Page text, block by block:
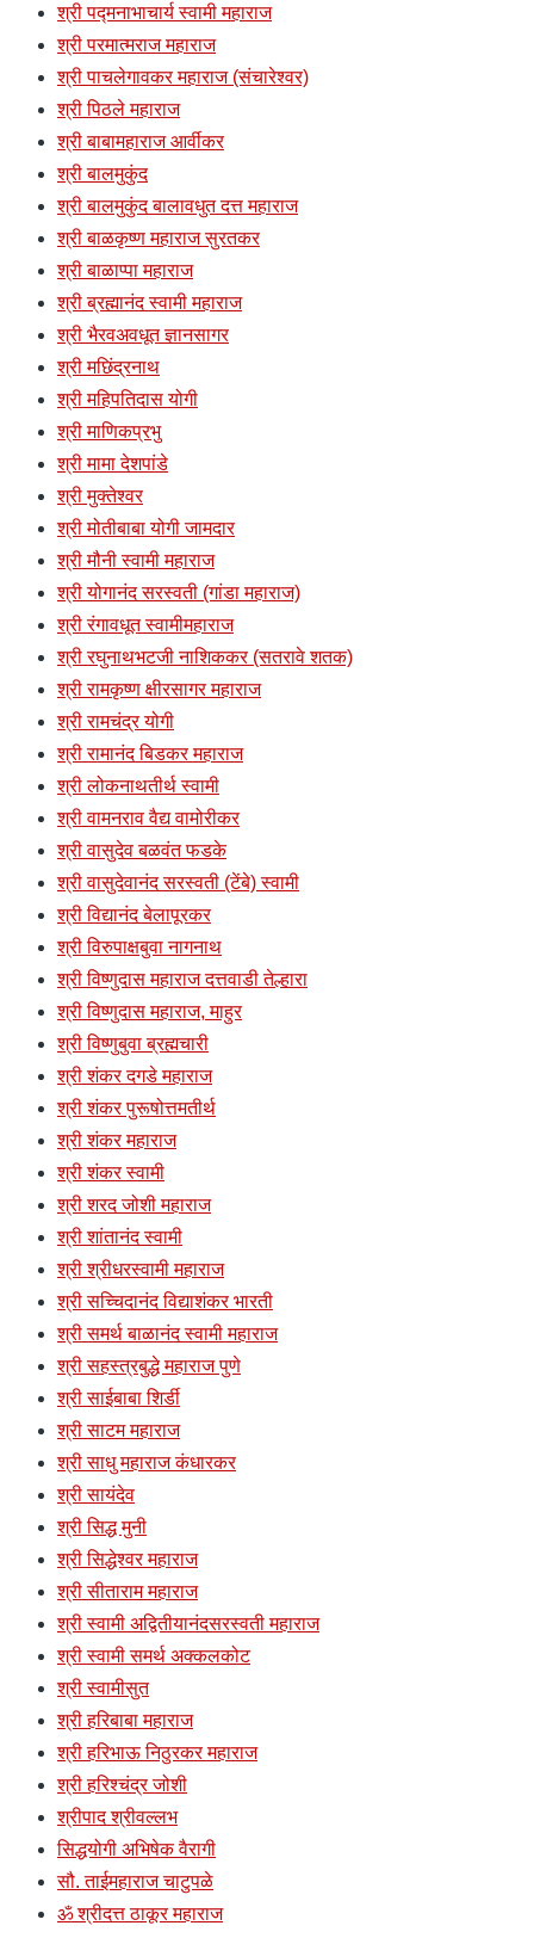
श्री पद्मनाभाचार्य स्वामी महाराज
श्री परमात्मराज महाराज
श्री पाचलेगावकर महाराज (संचारेश्वर)
श्री पिठले महाराज
श्री बाबामहाराज आर्वीकर
श्री बालमुकुंद
श्री बालमुकुंद बालावधुत दत्त महाराज
श्री बाळकृष्ण महाराज सुरतकर
श्री बाळाप्पा महाराज
श्री ब्रह्मानंद स्वामी महाराज
श्री भैरवअवधूत ज्ञानसागर
श्री मछिंद्रनाथ
श्री महिपतिदास योगी
श्री माणिकप्रभु
श्री मामा देशपांडे
श्री मुक्तेश्वर
श्री मोतीबाबा योगी जामदार
श्री मौनी स्वामी महाराज
श्री योगानंद सरस्वती (गांडा महाराज)
श्री रंगावधूत स्वामीमहाराज
श्री रघुनाथभटजी नाशिककर (सतरावे शतक)
श्री रामकृष्ण क्षीरसागर महाराज
श्री रामचंद्र योगी
श्री रामानंद बिडकर महाराज
श्री लोकनाथतीर्थ स्वामी
श्री वामनराव वैद्य वामोरीकर
श्री वासुदेव बळवंत फडके
श्री वासुदेवानंद सरस्वती (टेंबे) स्वामी
श्री विद्यानंद बेलापूरकर
श्री विरुपाक्षबुवा नागनाथ
श्री विष्णुदास महाराज दत्तवाडी तेल्हारा
श्री विष्णुदास महाराज, माहुर
श्री विष्णुबुवा ब्रह्मचारी
श्री शंकर दगडे महाराज
श्री शंकर पुरूषोत्तमतीर्थ
श्री शंकर महाराज
श्री शंकर स्वामी
श्री शरद जोशी महाराज
श्री शांतानंद स्वामी
श्री श्रीधरस्वामी महाराज
श्री सच्चिदानंद विद्याशंकर भारती
श्री समर्थ बाळानंद स्वामी महाराज
श्री सहस्त्रबुद्धे महाराज पुणे
श्री साईबाबा शिर्डी
श्री साटम महाराज
श्री साधु महाराज कंधारकर
श्री सायंदेव
श्री सिद्ध मुनी
श्री सिद्धेश्वर महाराज
श्री सीताराम महाराज
श्री स्वामी अद्वितीयानंदसरस्वती महाराज
श्री स्वामी समर्थ अक्कलकोट
श्री स्वामीसुत
श्री हरिबाबा महाराज
श्री हरिभाऊ निठुरकर महाराज
श्री हरिश्चंद्र जोशी
श्रीपाद श्रीवल्लभ
सिद्धयोगी अभिषेक वैरागी
सौ. ताईमहाराज चाटुपळे
ॐ श्रीदत्त ठाकूर महाराज